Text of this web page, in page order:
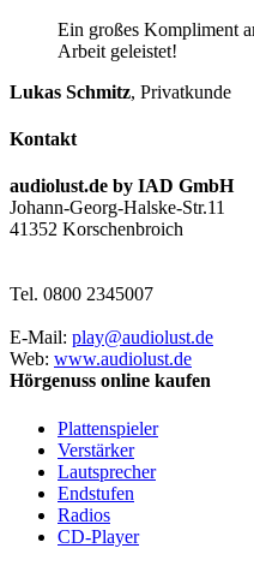
Ein großes Kompliment
Arbeit geleistet!
Lukas Schmitz, Privatkunde
Kontakt
audiolust.de by IAD GmbH
Johann-Georg-Halske-Str.11
41352 Korschenbroich
Tel. 0800 2345007
E-Mail: play@audiolust.de
Web: www.audiolust.de
Hörgenuss online kaufen
Plattenspieler
Verstärker
Lautsprecher
Endstufen
Radios
CD-Player